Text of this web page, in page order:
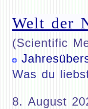
Welt der
(Scientific
Was du
8. August